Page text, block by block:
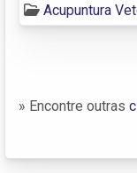
Acupuntura
» Encontre outras